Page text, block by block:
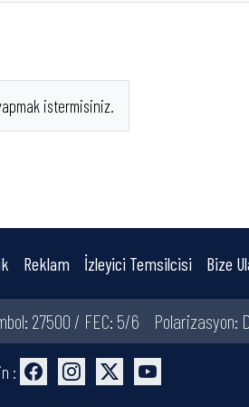
istermisiniz.
Reklam İzleyici Temsilcisi Bize
27500 / FEC: 5/6 Polarizasyon:
: